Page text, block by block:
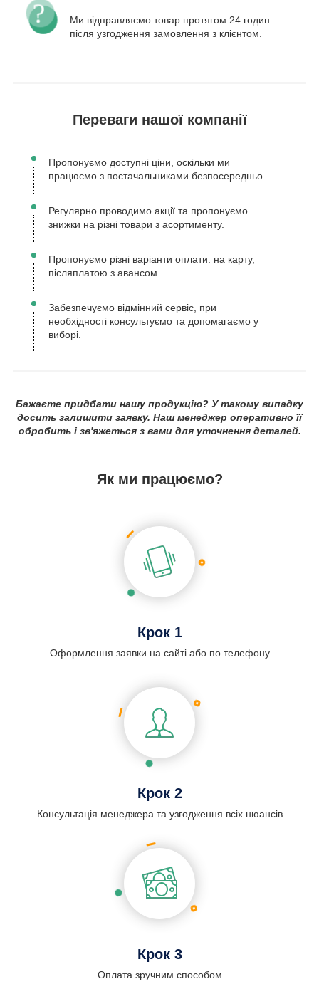
Ми відправляємо товар протягом 24 годин
після узгодження замовлення з клієнтом.
Переваги нашої компанії
Пропонуємо доступні ціни, оскільки ми
працюємо з постачальниками безпосередньо.
Регулярно проводимо акції та пропонуємо
знижки на різні товари з асортименту.
Пропонуємо різні варіанти оплати: на карту,
післяплатою з авансом.
Забезпечуємо відмінний сервіс, при
необхідності консультуємо та допомагаємо у
виборі.
Бажаєте придбати нашу продукцію? У такому випадку
досить залишити заявку. Наш менеджер оперативно її
обробить і зв'яжеться з вами для уточнення деталей.
Як ми працюємо?
Крок 1
Оформлення заявки на сайті або по телефону
Крок 2
Консультація менеджера та узгодження всіх нюансів
Крок 3
Оплата зручним способом